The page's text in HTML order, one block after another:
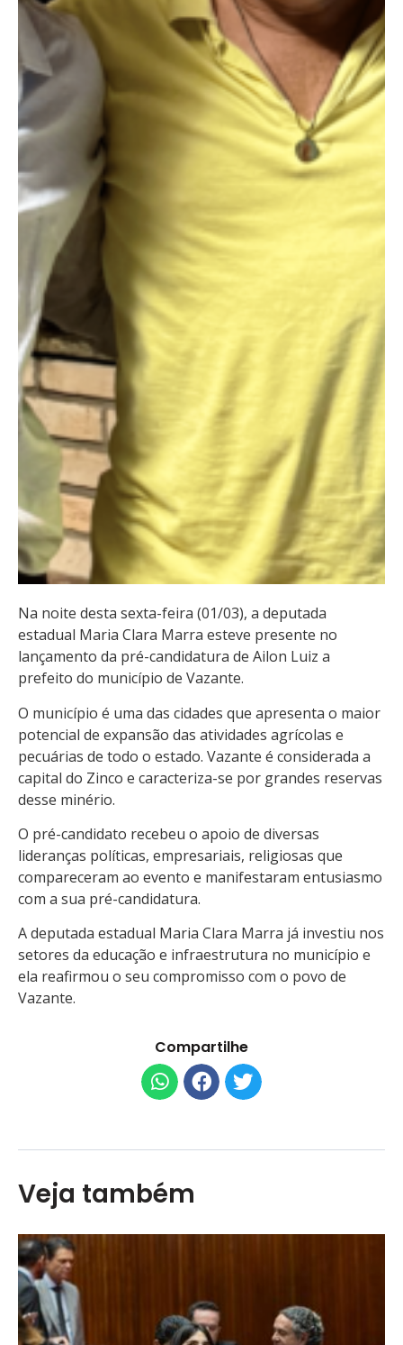
Na noite desta sexta-feira (01/03), a deputada
estadual Maria Clara Marra esteve presente no
lançamento da pré-candidatura de Ailon Luiz a
prefeito do município de Vazante.
O município é uma das cidades que apresenta o maior
potencial de expansão das atividades agrícolas e
pecuárias de todo o estado. Vazante é considerada a
capital do Zinco e caracteriza-se por grandes reservas
desse minério.
O pré-candidato recebeu o apoio de diversas
lideranças políticas, empresariais, religiosas que
compareceram ao evento e manifestaram entusiasmo
com a sua pré-candidatura.
A deputada estadual Maria Clara Marra já investiu nos
setores da educação e infraestrutura no município e
ela reafirmou o seu compromisso com o povo de
Vazante.
Compartilhe
Veja também